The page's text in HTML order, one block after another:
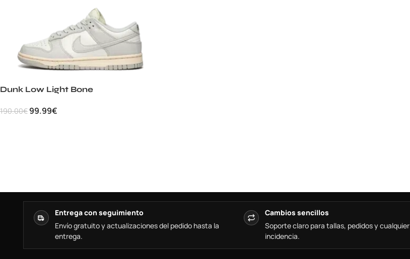
Dunk Low Light Bone
190.00€ 99.99€
Entrega con seguimiento
Envío gratuito y actualizaciones del pedido hasta la
entrega.
Cambios sencillos
Soporte claro para tallas, pedidos y cualquier
incidencia.